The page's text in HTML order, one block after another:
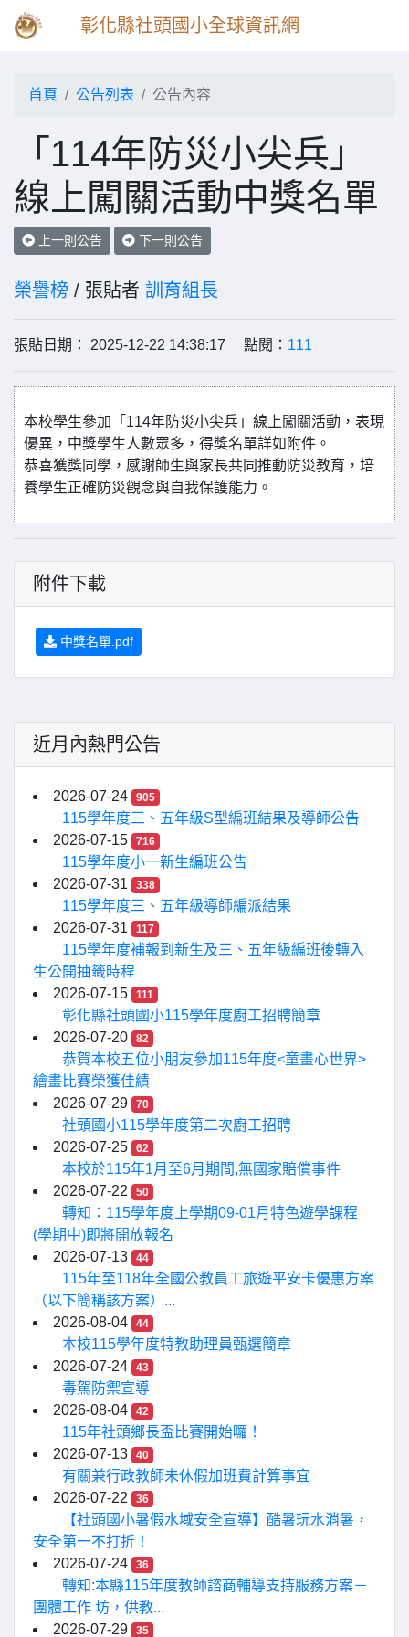
彰化縣社頭國小全球資訊網
首頁 公告列表 公告內容
「114年防災小尖兵」
線上闖關活動中獎名單
上一則公告 下一則公告
榮譽榜 / 張貼者 訓育組長
張貼日期： 2025-12-22 14:38:17 點閱： 111
本校學生參加「114年防災小尖兵」線上闖關活動，表現
優異，中獎學生人數眾多，得獎名單詳如附件。
恭喜獲獎同學，感謝師生與家長共同推動防災教育，培
養學生正確防災觀念與自我保護能力。
附件下載
中獎名單.pdf
近月內熱門公告
2026-07-24 905
115學年度三、五年級S型編班結果及導師公告
2026-07-15
716
115學年度小一新生編班公告
2026-07-31
338
115學年度三、五年級導師編派結果
2026-07-31
117
115學年度補報到新生及三、五年級編班後轉入
生公開抽籤時程
2026-07-15
111
彰化縣社頭國小115學年度廚工招聘簡章
2026-07-20
82
恭賀本校五位小朋友參加115年度<童畫心世界>
繪畫比賽榮獲佳績
2026-07-29
70
社頭國小115學年度第二次廚工招聘
2026-07-25
62
本校於115年1月至6月期間,無國家賠償事件
2026-07-22
50
轉知：115學年度上學期09-01月特色遊學課程
(學期中)即將開放報名
2026-07-13
44
115年至118年全國公教員工旅遊平安卡優惠方案
（以下簡稱該方案）...
2026-08-04
44
本校115學年度特教助理員甄選簡章
2026-07-24
43
毒駕防禦宣導
2026-08-04
42
115年社頭鄉長盃比賽開始囉！
2026-07-13
40
有關兼行政教師未休假加班費計算事宜
2026-07-22
36
【社頭國小暑假水域安全宣導】酷暑玩水消暑，
安全第一不打折！
2026-07-24
36
轉知:本縣115年度教師諮商輔導支持服務方案－
團體工作 坊，供教...
2026-07-29
35